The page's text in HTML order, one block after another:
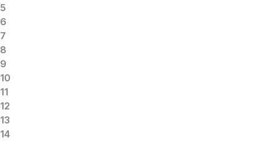
5
6
7
8
9
10
11
12
13
14